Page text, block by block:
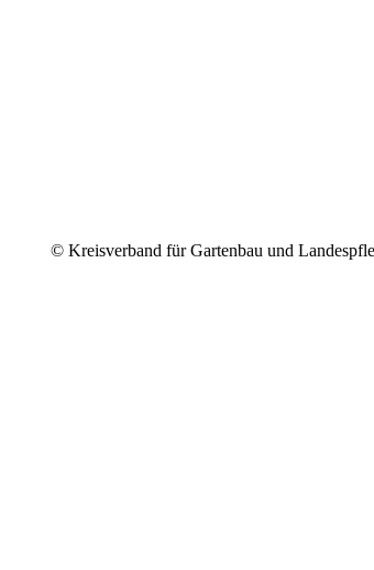
© Kreisverband für Gartenbau und